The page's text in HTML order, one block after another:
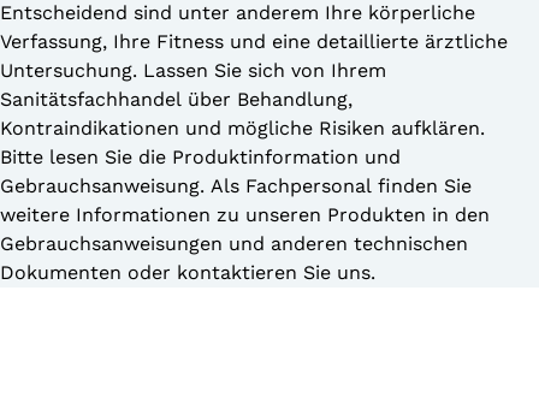
Entscheidend sind unter anderem Ihre körperliche
Verfassung, Ihre Fitness und eine detaillierte ärztliche
Untersuchung. Lassen Sie sich von Ihrem
Sanitätsfachhandel über Behandlung,
Kontraindikationen und mögliche Risiken aufklären.
Bitte lesen Sie die Produktinformation und
Gebrauchsanweisung. Als Fachpersonal finden Sie
weitere Informationen zu unseren Produkten in den
Gebrauchsanweisungen und anderen technischen
Dokumenten oder kontaktieren Sie uns.